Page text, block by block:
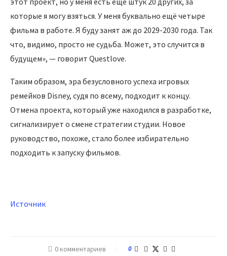
которые я могу взяться. У меня буквально ещё четыре
фильма в работе. Я буду занят аж до 2029-2030 года. Так
что, видимо, просто не судьба. Может, это случится в
будущем», — говорит Questlove.
Таким образом, эра безусловного успеха игровых
ремейков Disney, судя по всему, подходит к концу.
Отмена проекта, который уже находился в разработке,
сигнализирует о смене стратегии студии. Новое
руководство, похоже, стало более избирательно
подходить к запуску фильмов.
Источник
0 комментариев 0